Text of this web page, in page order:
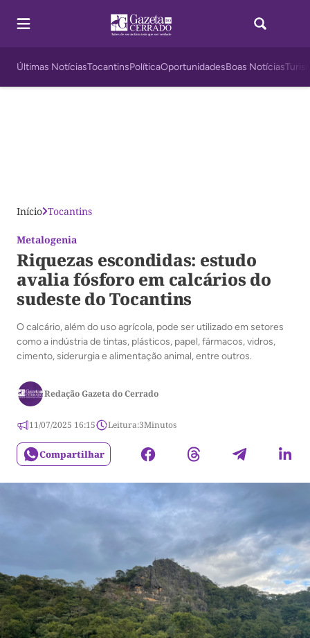
Últimas NotíciasTocantinsPolíticaOportunidadesBoas Notícias
Início Tocantins
Metalogenia
Riquezas escondidas: estudo
avalia fósforo em calcários do
sudeste do Tocantins
O calcário, além do uso agrícola, pode ser utilizado em setores
como a indústria de tintas, plásticos, papel, fármacos, vidros,
cimento, siderurgia e alimentação animal, entre outros.
Redação Gazeta do Cerrado
11/07/2025 16:15 Leitura:3Minutos
Compartilhar